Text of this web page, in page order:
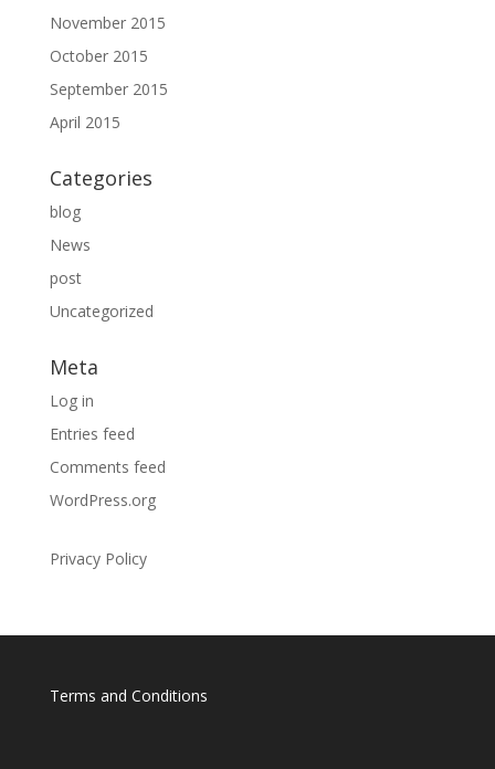
November 2015
October 2015
September 2015
April 2015
Categories
blog
News
post
Uncategorized
Meta
Log in
Entries feed
Comments feed
WordPress.org
Privacy Policy
Terms and Conditions